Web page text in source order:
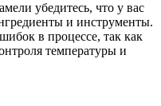
убедитесь, что у вас
и инструменты.
в процессе, так как
температуры и